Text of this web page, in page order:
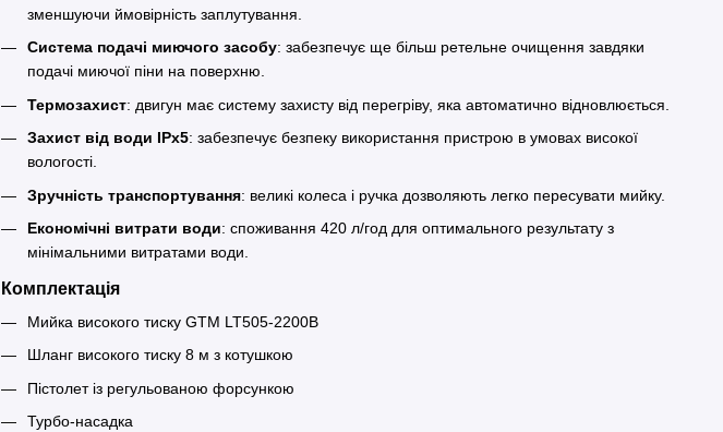
зменшуючи ймовірність заплутування.
Система подачі миючого засобу: забезпечує ще більш ретельне очищення завдяки
подачі миючої піни на поверхню.
Термозахист: двигун має систему захисту від перегріву, яка автоматично відновлюється.
Захист від води IPx5: забезпечує безпеку використання пристрою в умовах високої
вологості.
Зручність транспортування: великі колеса і ручка дозволяють легко пересувати мийку.
Економічні витрати води: споживання 420 л/год для оптимального результату з
мінімальними витратами води.
Комплектація
Мийка високого тиску GTM LT505-2200B
Шланг високого тиску 8 м з котушкою
Пістолет із регульованою форсункою
Турбо-насадка